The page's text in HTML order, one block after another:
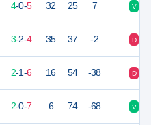
4-0-5 32 25 7 V
3-2-4 35 37 -2 D
2-1-6 16 54 -38 D
2-0-7 6 74 -68 V